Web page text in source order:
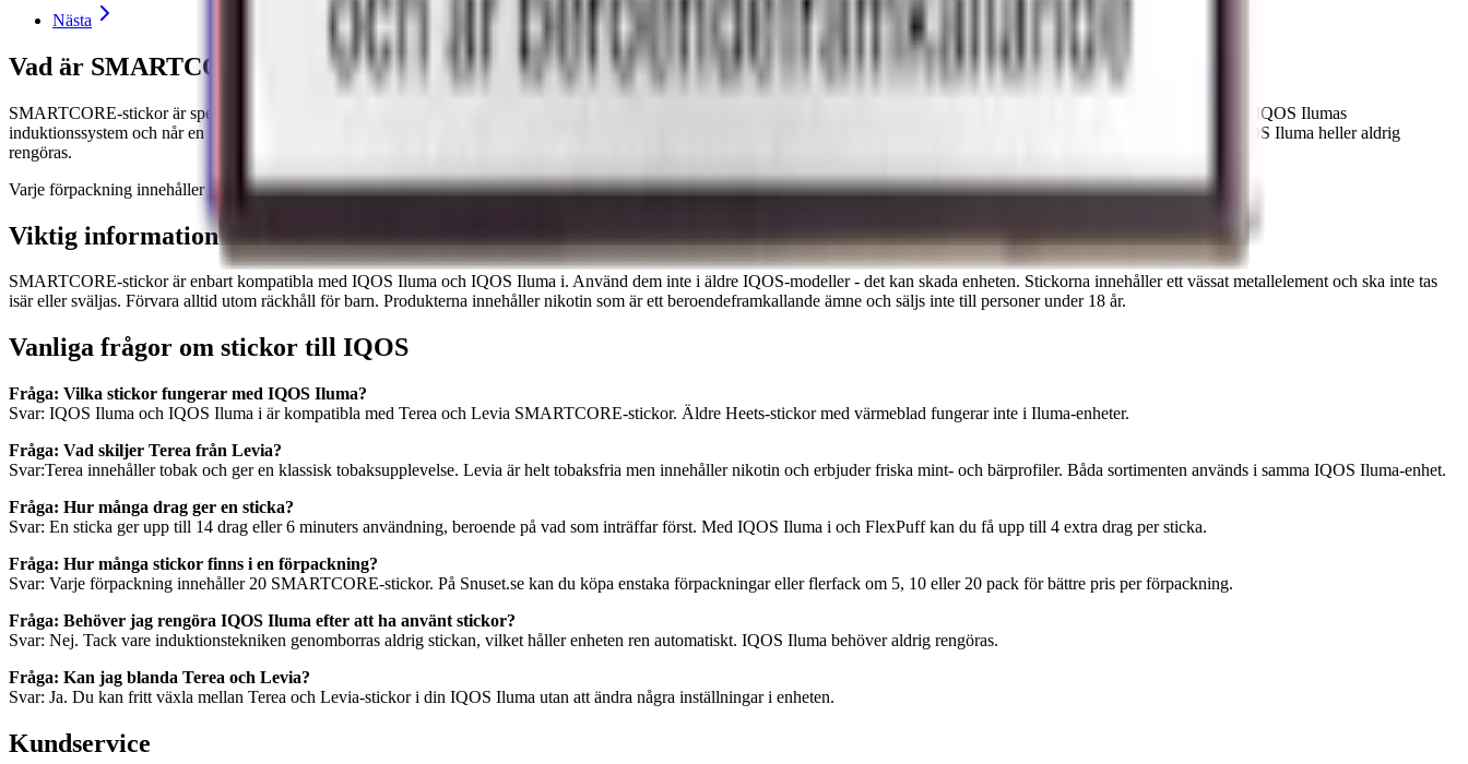
Nästa
Vad är SMARTCORE-stickor?
SMARTCORE-stickor är speciellt utvecklade för IQOS Iluma-enheter och värms upp via induktion istället för förbränning. Inuti varje sticka sitter ett metallelement som aktiveras av IQOS Ilumas
induktionssystem och når en kontrollerad temperatur på runt 350 °C. Det frigör nikotin och smak utan eld, aska eller röklukt — och eftersom stickan aldrig genomborras behöver IQOS Iluma heller aldrig
rengöras.
Varje förpackning innehåller 20 stickor. En session varar upp till 6 minuter eller 14 drag, beroende på vad som inträffar först
Viktig information om SMARTCORE-stickor
SMARTCORE-stickor är enbart kompatibla med IQOS Iluma och IQOS Iluma i. Använd dem inte i äldre IQOS-modeller - det kan skada enheten. Stickorna innehåller ett vässat metallelement och ska inte tas
isär eller sväljas. Förvara alltid utom räckhåll för barn. Produkterna innehåller nikotin som är ett beroendeframkallande ämne och säljs inte till personer under 18 år.
Vanliga frågor om stickor till IQOS
Fråga: Vilka stickor fungerar med IQOS Iluma?
Svar: IQOS Iluma och IQOS Iluma i är kompatibla med Terea och Levia SMARTCORE-stickor. Äldre Heets-stickor med värmeblad fungerar inte i Iluma-enheter.
Fråga: Vad skiljer Terea från Levia?
Svar:Terea innehåller tobak och ger en klassisk tobaksupplevelse. Levia är helt tobaksfria men innehåller nikotin och erbjuder friska mint- och bärprofiler. Båda sortimenten används i samma IQOS Iluma-enhet.
Fråga: Hur många drag ger en sticka?
Svar: En sticka ger upp till 14 drag eller 6 minuters användning, beroende på vad som inträffar först. Med IQOS Iluma i och FlexPuff kan du få upp till 4 extra drag per sticka.
Fråga: Hur många stickor finns i en förpackning?
Svar: Varje förpackning innehåller 20 SMARTCORE-stickor. På Snuset.se kan du köpa enstaka förpackningar eller flerfack om 5, 10 eller 20 pack för bättre pris per förpackning.
Fråga: Behöver jag rengöra IQOS Iluma efter att ha använt stickor?
Svar: Nej. Tack vare induktionstekniken genomborras aldrig stickan, vilket håller enheten ren automatiskt. IQOS Iluma behöver aldrig rengöras.
Fråga: Kan jag blanda Terea och Levia?
Svar: Ja. Du kan fritt växla mellan Terea och Levia-stickor i din IQOS Iluma utan att ändra några inställningar i enheten.
Kundservice